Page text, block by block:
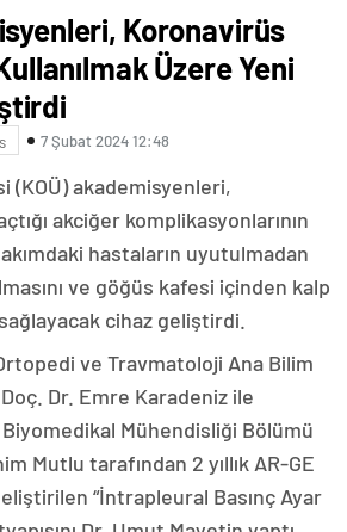
Koronavirüs
Üzere Yeni
7 Şubat 2024 12:48
(KOÜ) akademisyenleri,
akciğer komplikasyonlarının
hastaların uyutulmadan
ve göğüs kafesi içinden kalp
sağlayacak cihaz geliştirdi.
ve Travmatoloji Ana Bilim
Dr. Emre Karadeniz ile
Mühendisliği Bölümü
Mutlu tarafından 2 yıllık AR-GE
“İntrapleural Basınç Ayar